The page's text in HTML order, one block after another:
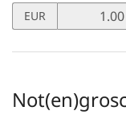
Preis
in
für
setzen
EUR